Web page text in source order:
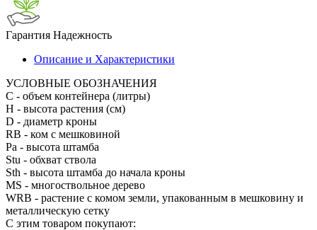
Гарантия Надежность
Описание и Характеристики
УСЛОВНЫЕ ОБОЗНАЧЕНИЯ
С - объем контейнера (литры)
H - высота растения (см)
D - диаметр кроны
RB - ком с мешковиной
Pa - высота штамба
Stu - обхват ствола
Sth - высота штамба до начала кроны
MS - многоствольное дерево
WRB - растение с комом земли, упакованным в мешковину и
металлическую сетку
С этим товаром покупают: